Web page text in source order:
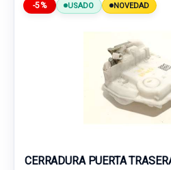
-5% USADO NOVEDAD
CERRADURA PUERTA